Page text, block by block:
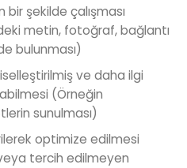
şekilde çalışması
metin, fotoğraf, bağlantı
bulunması)
ve daha ilgi
(Örneğin
sunulması)
optimize edilmesi
tercih edilmeyen